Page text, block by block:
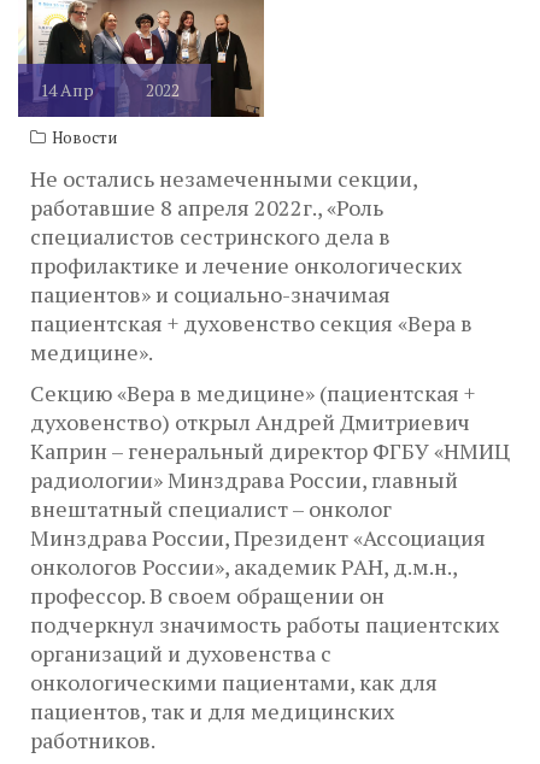
14Апр 2022
Новости
Не остались незамеченными секции,
работавшие 8 апреля 2022г., «Роль
специалистов сестринского дела в
профилактике и лечение онкологических
пациентов» и социально-значимая
пациентская + духовенство секция «Вера в
медицине».
Секцию «Вера в медицине» (пациентская +
духовенство) открыл Андрей Дмитриевич
Каприн – генеральный директор ФГБУ «НМИЦ
радиологии» Минздрава России, главный
внештатный специалист – онколог
Минздрава России, Президент «Ассоциация
онкологов России», академик РАН, д.м.н.,
профессор. В своем обращении он
подчеркнул значимость работы пациентских
организаций и духовенства с
онкологическими пациентами, как для
пациентов, так и для медицинских
работников.